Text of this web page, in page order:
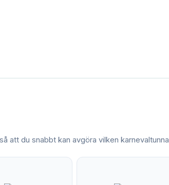
att du snabbt kan avgöra vilken karnevaltunna